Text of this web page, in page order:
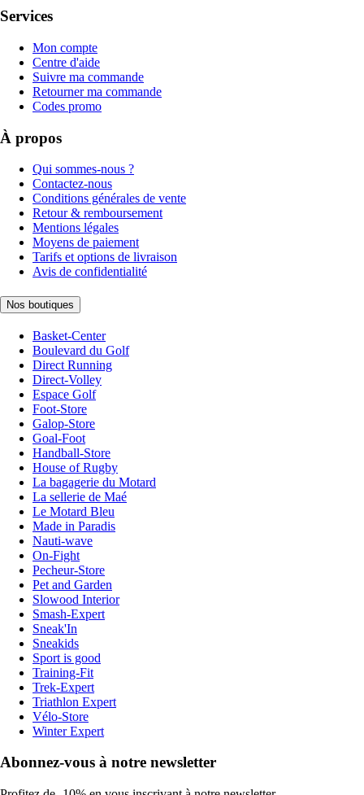
Services
Mon compte
Centre d'aide
Suivre ma commande
Retourner ma commande
Codes promo
À propos
Qui sommes-nous ?
Contactez-nous
Conditions générales de vente
Retour & remboursement
Mentions légales
Moyens de paiement
Tarifs et options de livraison
Avis de confidentialité
Nos boutiques
Basket-Center
Boulevard du Golf
Direct Running
Direct-Volley
Espace Golf
Foot-Store
Galop-Store
Goal-Foot
Handball-Store
House of Rugby
La bagagerie du Motard
La sellerie de Maé
Le Motard Bleu
Made in Paradis
Nauti-wave
On-Fight
Pecheur-Store
Pet and Garden
Slowood Interior
Smash-Expert
Sneak'In
Sneakids
Sport is good
Training-Fit
Trek-Expert
Triathlon Expert
Vélo-Store
Winter Expert
Abonnez-vous à notre newsletter